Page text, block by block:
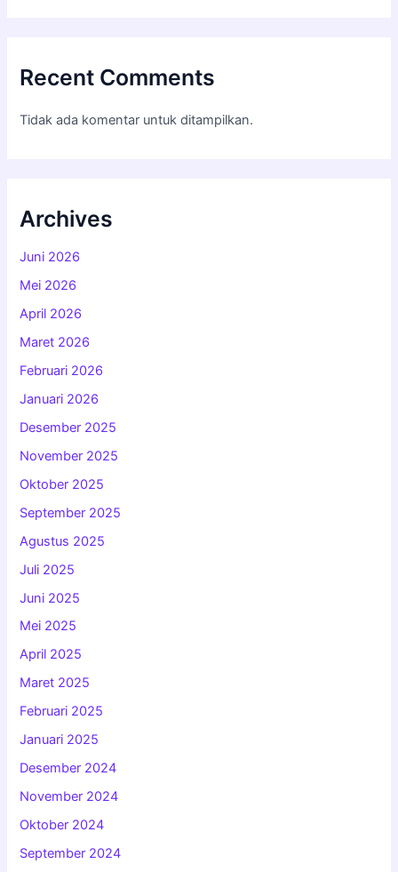
Recent Comments
Tidak ada komentar untuk ditampilkan.
Archives
Juni 2026
Mei 2026
April 2026
Maret 2026
Februari 2026
Januari 2026
Desember 2025
November 2025
Oktober 2025
September 2025
Agustus 2025
Juli 2025
Juni 2025
Mei 2025
April 2025
Maret 2025
Februari 2025
Januari 2025
Desember 2024
November 2024
Oktober 2024
September 2024